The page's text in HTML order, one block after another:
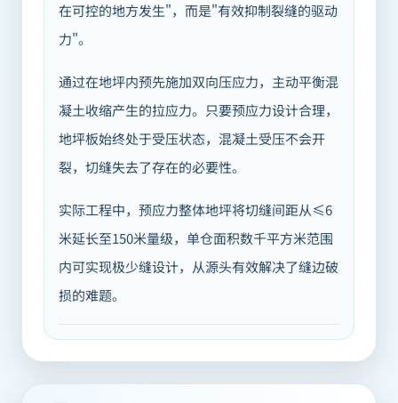
在可控的地方发生"，而是"有效抑制裂缝的驱动
力"。
通过在地坪内预先施加双向压应力，主动平衡混
凝土收缩产生的拉应力。只要预应力设计合理，
地坪板始终处于受压状态，混凝土受压不会开
裂，切缝失去了存在的必要性。
实际工程中，预应力整体地坪将切缝间距从≤6
米延长至150米量级，单仓面积数千平方米范围
内可实现极少缝设计，从源头有效解决了缝边破
损的难题。